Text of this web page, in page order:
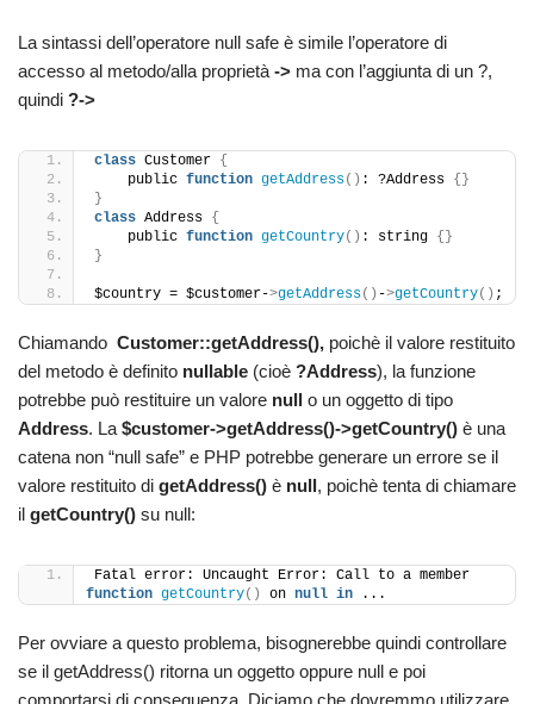
La sintassi dell’operatore null safe è simile l’operatore di
accesso al metodo/alla proprietà -> ma con l’aggiunta di un ?,
quindi ?->
class Customer {
    public
function getAddress() : ?Address {}
}
class Address {
    public
function getCountry() : string {}
}
$country = $customer->getAddress() ->getCountry() ;
Chiamando Customer::getAddress(), poichè il valore restituito
del metodo è definito nullable (cioè ?Address), la funzione
potrebbe può restituire un valore null o un oggetto di tipo
Address. La $customer->getAddress()->getCountry() è una
catena non “null safe” e PHP potrebbe generare un errore se il
valore restituito di getAddress() è null, poichè tenta di chiamare
il getCountry() su null:
function getCountry() on null in ...
Per ovviare a questo problema, bisognerebbe quindi controllare
se il getAddress() ritorna un oggetto oppure null e poi
comportarsi di conseguenza. Diciamo che dovremmo utilizzare